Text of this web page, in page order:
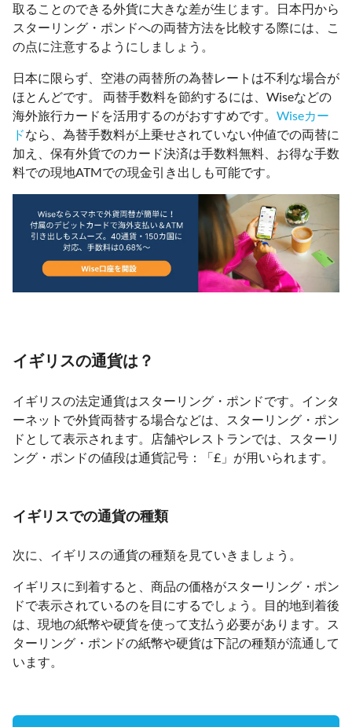
取ることのできる外貨に大きな差が生じます。日本円から
スターリング・ポンドへの両替方法を比較する際には、こ
の点に注意するようにしましょう。
日本に限らず、空港の両替所の為替レートは不利な場合が
ほとんどです。 両替手数料を節約するには、Wiseなどの
海外旅行カードを活用するのがおすすめです。 Wiseカー
ドなら、為替手数料が上乗せされていない仲値での両替に
加え、保有外貨でのカード決済は手数料無料、お得な手数
料での現地ATMでの現金引き出しも可能です。
イギリスの通貨は？
イギリスの法定通貨はスターリング・ポンドです。インタ
ーネットで外貨両替する場合などは、スターリング・ポン
ドとして表示されます。店舗やレストランでは、スターリ
ング・ポンドの値段は通貨記号：「£」が用いられます。
イギリスでの通貨の種類
次に、イギリスの通貨の種類を見ていきましょう。
イギリスに到着すると、商品の価格がスターリング・ポン
ドで表示されているのを目にするでしょう。目的地到着後
は、現地の紙幣や硬貨を使って支払う必要があります。ス
ターリング・ポンドの紙幣や硬貨は下記の種類が流通して
います。